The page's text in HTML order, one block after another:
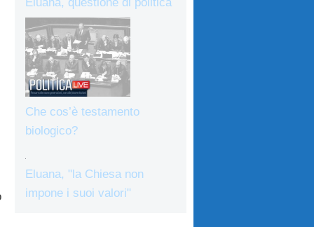
Che cos’è testamento
biologico?
Eluana, "la Chiesa non
impone i suoi valori"